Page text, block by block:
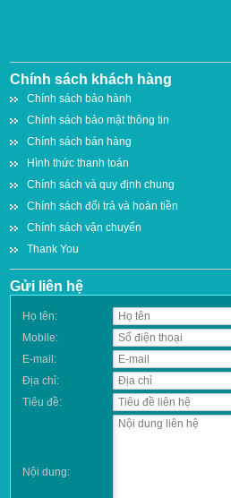
Chính sách khách hàng
Chính sách bảo hành
Chính sách bảo mật thông tin
Chính sách bán hàng
Hình thức thanh toán
Chính sách và quy định chung
Chính sách đổi trả và hoàn tiền
Chính sách vận chuyển
Thank You
Gửi liên hệ
Họ tên:
Mobile:
E-mail:
Địa chỉ:
Tiêu đề:
Nội dung: